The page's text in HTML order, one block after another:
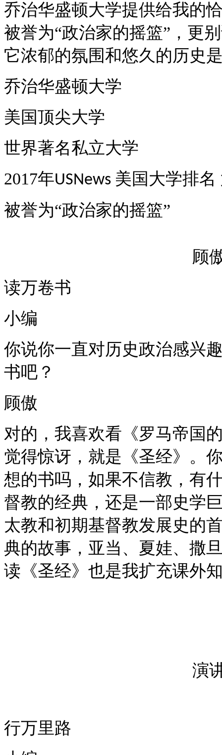
乔治华盛顿大学提供给我的
被誉为“政治家的摇篮”，更
它浓郁的氛围和悠久的历史
乔治华盛顿大学
美国顶尖大学
世界著名私立大学
2017年USNews 美国大学排名
被誉为“政治家的摇篮”
顾
读万卷书
小编
你说你一直对历史政治感兴
书吧？
顾傲
对的，我喜欢看《罗马帝国
觉得惊讶，就是《圣经》。
想的书吗，如果不信教，有
督教的经典，还是一部史学
太教和初期基督教发展史的
典的故事，亚当、夏娃、撒
读《圣经》也是我扩充课外
演
行万里路